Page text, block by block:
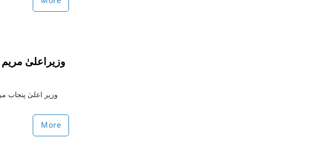
وزیراعلیٰ
وزیر اعلیٰ پنجاب
More